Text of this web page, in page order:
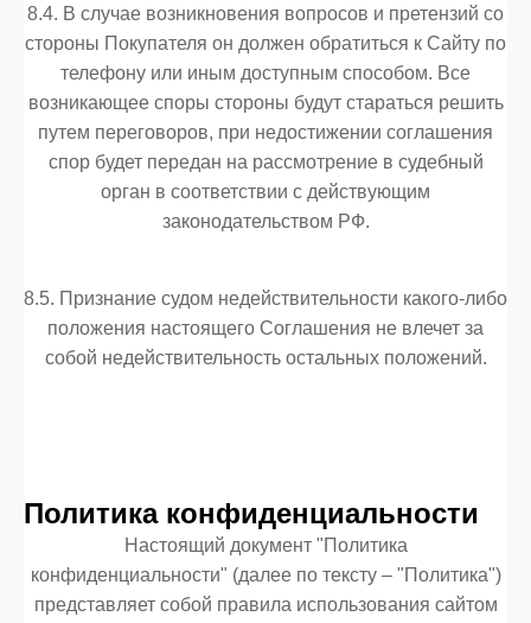
8.4. В случае возникновения вопросов и претензий со
стороны Покупателя он должен обратиться к Сайту по
телефону или иным доступным способом. Все
возникающее споры стороны будут стараться решить
путем переговоров, при недостижении соглашения
спор будет передан на рассмотрение в судебный
орган в соответствии с действующим
законодательством РФ.
8.5. Признание судом недействительности какого-либо
положения настоящего Соглашения не влечет за
собой недействительность остальных положений.
Политика конфиденциальности
Настоящий документ "Политика
конфиденциальности" (далее по тексту – "Политика")
представляет собой правила использования сайтом